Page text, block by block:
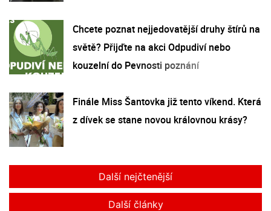
Chcete poznat nejjedovatější druhy štírů na
světě? Přijďte na akci Odpudiví nebo
kouzelní do Pevnosti poznání
Finále Miss Šantovka již tento víkend. Která
z dívek se stane novou královnou krásy?
Další nejčtenější
Další články